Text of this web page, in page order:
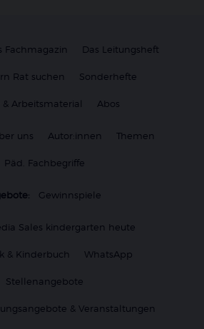
Fachmagazin Das Leitungsheft
Rat suchen Sonderhefte
& Arbeitsmaterial Abos
uns Autor:innen Themen
Päd. Fachbegriffe
Gewinnspiele
Sales kindergarten heute
& Kinderbuch WhatsApp
Stellenangebote
& Veranstaltungen